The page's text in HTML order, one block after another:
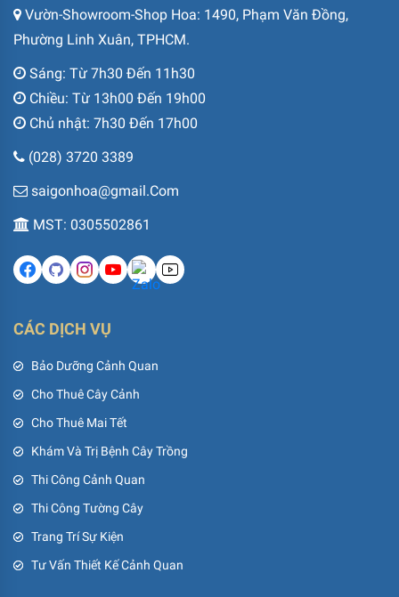
Vườn-Showroom-Shop Hoa: 1490, Phạm Văn Đồng,
Phường Linh Xuân, TPHCM.
Sáng: Từ 7h30 Đến 11h30
Chiều: Từ 13h00 Đến 19h00
Chủ nhật: 7h30 Đến 17h00
(028) 3720 3389
saigonhoa@gmail.Com
MST: 0305502861
CÁC DỊCH VỤ
Bảo Dưỡng Cảnh Quan
Cho Thuê Cây Cảnh
Cho Thuê Mai Tết
Khám Và Trị Bệnh Cây Trồng
Thi Công Cảnh Quan
Thi Công Tường Cây
Trang Trí Sự Kiện
Tư Vấn Thiết Kế Cảnh Quan